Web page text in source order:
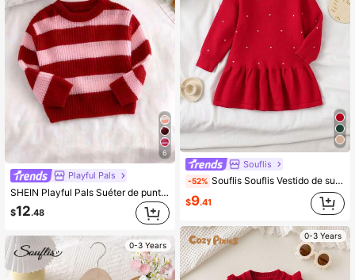
6
Playful Pals
SHEIN Playful Pals Suéter de punto de rayas y bloques de color casual para bebé niña, manga larga, otoño/invierno
$12.48
0-3 Years
Souflis
-52% Souflis Souflis Vestido de suéter de punto a lunares para niñas pequeñas, rojo lindo y casual, suave y cómodo, adecuado para uso diario, salidas, viajes, vacaciones, hogar, guardería y juegos de niñas pequeñas en invierno, Navidad, Halloween, cárdigan, suéter, otoño, otoño, suéteres, tops, vestidos, suéter de Navidad, acogedor, duendecillos, preparación, Navidad, disfraz de Halloween, recién nacido
$9.41
0-3 Years